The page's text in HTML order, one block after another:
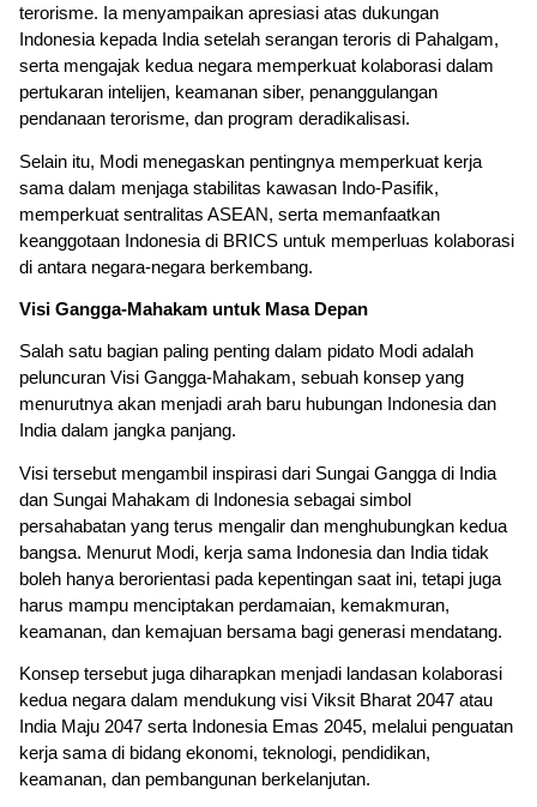
terorisme. Ia menyampaikan apresiasi atas dukungan
Indonesia kepada India setelah serangan teroris di Pahalgam,
serta mengajak kedua negara memperkuat kolaborasi dalam
pertukaran intelijen, keamanan siber, penanggulangan
pendanaan terorisme, dan program deradikalisasi.
Selain itu, Modi menegaskan pentingnya memperkuat kerja
sama dalam menjaga stabilitas kawasan Indo-Pasifik,
memperkuat sentralitas ASEAN, serta memanfaatkan
keanggotaan Indonesia di BRICS untuk memperluas kolaborasi
di antara negara-negara berkembang.
Visi Gangga-Mahakam untuk Masa Depan
Salah satu bagian paling penting dalam pidato Modi adalah
peluncuran Visi Gangga-Mahakam, sebuah konsep yang
menurutnya akan menjadi arah baru hubungan Indonesia dan
India dalam jangka panjang.
Visi tersebut mengambil inspirasi dari Sungai Gangga di India
dan Sungai Mahakam di Indonesia sebagai simbol
persahabatan yang terus mengalir dan menghubungkan kedua
bangsa. Menurut Modi, kerja sama Indonesia dan India tidak
boleh hanya berorientasi pada kepentingan saat ini, tetapi juga
harus mampu menciptakan perdamaian, kemakmuran,
keamanan, dan kemajuan bersama bagi generasi mendatang.
Konsep tersebut juga diharapkan menjadi landasan kolaborasi
kedua negara dalam mendukung visi Viksit Bharat 2047 atau
India Maju 2047 serta Indonesia Emas 2045, melalui penguatan
kerja sama di bidang ekonomi, teknologi, pendidikan,
keamanan, dan pembangunan berkelanjutan.